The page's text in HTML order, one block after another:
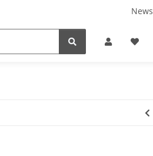
News